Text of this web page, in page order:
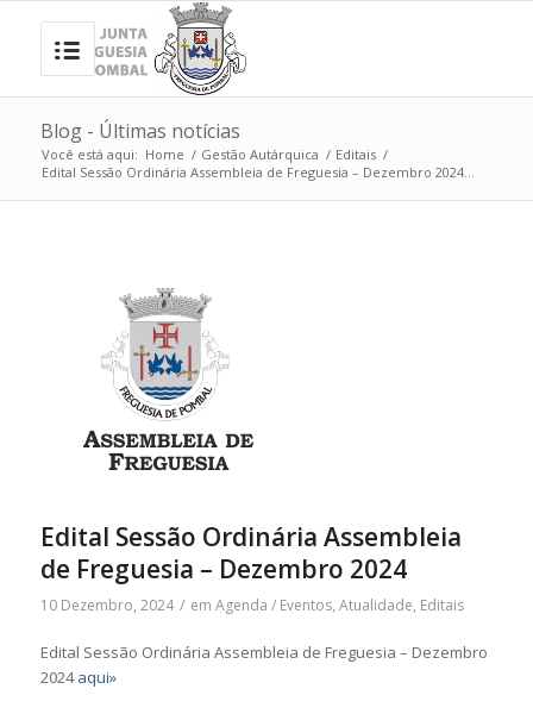
Blog - Últimas notícias
Você está aqui: Home / Gestão Autárquica / Editais /
Edital Sessão Ordinária Assembleia de Freguesia – Dezembro 2024...
Edital Sessão Ordinária Assembleia
de Freguesia – Dezembro 2024
10 Dezembro, 2024 / em Agenda / Eventos, Atualidade, Editais
Edital Sessão Ordinária Assembleia de Freguesia – Dezembro
2024aqui»